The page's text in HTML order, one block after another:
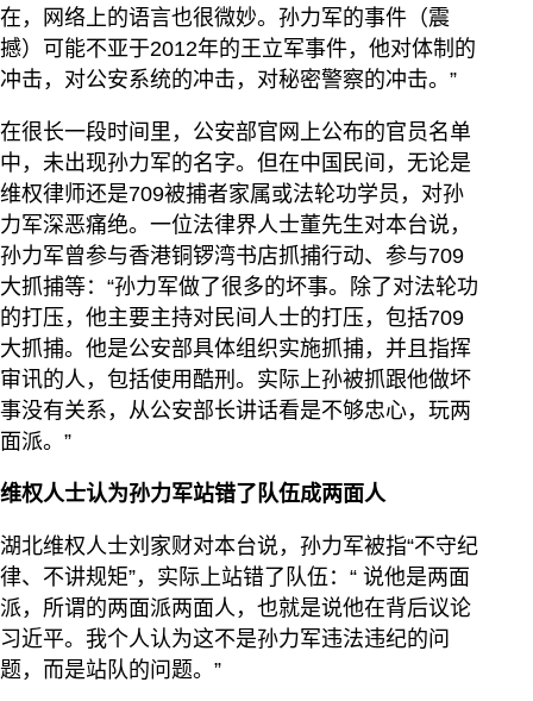
在，网络上的语言也很微妙。孙力军的事件（震
撼）可能不亚于2012年的王立军事件，他对体制的
冲击，对公安系统的冲击，对秘密警察的冲击。”
在很长一段时间里，公安部官网上公布的官员名单
中，未出现孙力军的名字。但在中国民间，无论是
维权律师还是709被捕者家属或法轮功学员，对孙
力军深恶痛绝。一位法律界人士董先生对本台说，
孙力军曾参与香港铜锣湾书店抓捕行动、参与709
大抓捕等：“孙力军做了很多的坏事。除了对法轮功
的打压，他主要主持对民间人士的打压，包括709
大抓捕。他是公安部具体组织实施抓捕，并且指挥
审讯的人，包括使用酷刑。实际上孙被抓跟他做坏
事没有关系，从公安部长讲话看是不够忠心，玩两
面派。”
维权人士认为孙力军站错了队伍成两面人
湖北维权人士刘家财对本台说，孙力军被指“不守纪
律、不讲规矩”，实际上站错了队伍：“ 说他是两面
派，所谓的两面派两面人，也就是说他在背后议论
习近平。我个人认为这不是孙力军违法违纪的问
题，而是站队的问题。”